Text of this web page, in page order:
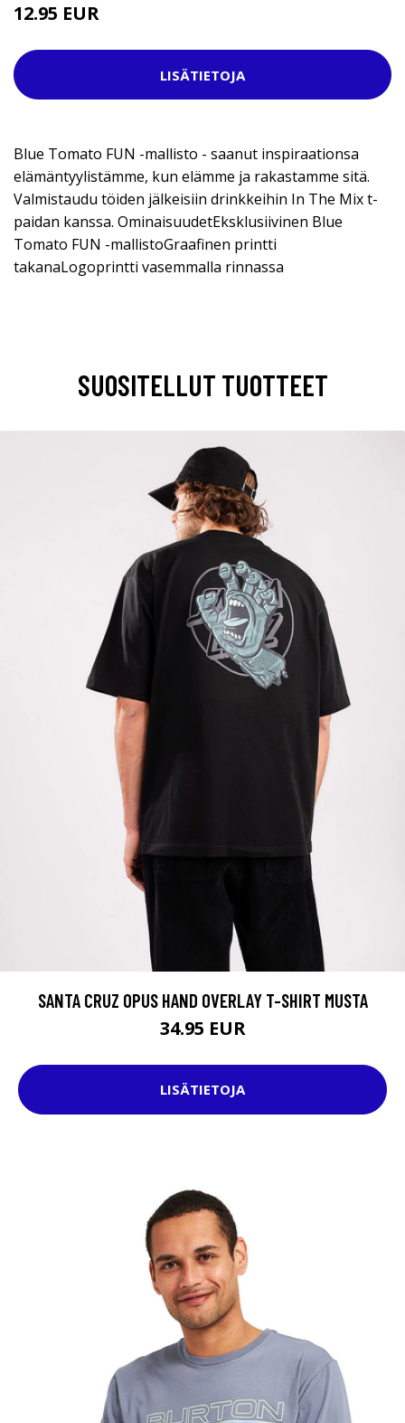
12.95 EUR
LISÄTIETOJA
Blue Tomato FUN -mallisto - saanut inspiraationsa
elämäntyylistämme, kun elämme ja rakastamme sitä.
Valmistaudu töiden jälkeisiin drinkkeihin In The Mix t-
paidan kanssa. OminaisuudetEksklusiivinen Blue
Tomato FUN -mallistoGraafinen printti
takanaLogoprintti vasemmalla rinnassa
SUOSITELLUT TUOTTEET
SANTA CRUZ OPUS HAND OVERLAY T-SHIRT MUSTA
34.95 EUR
LISÄTIETOJA